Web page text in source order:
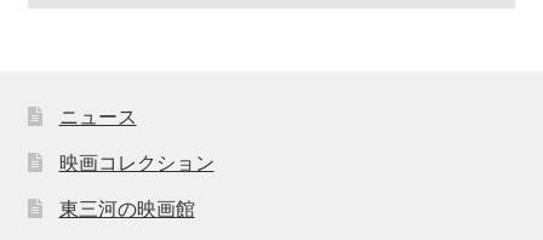
ニュース
映画コレクション
東三河の映画館